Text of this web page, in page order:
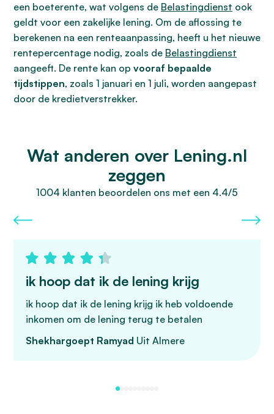
een boeterente, wat volgens de Belastingdienst ook
geldt voor een zakelijke lening. Om de aflossing te
berekenen na een renteaanpassing, heeft u het nieuwe
rentepercentage nodig, zoals de Belastingdienst
aangeeft. De rente kan op vooraf bepaalde
tijdstippen, zoals 1 januari en 1 juli, worden aangepast
door de kredietverstrekker.
Wat anderen over Lening.nl
zeggen
1004 klanten beoordelen ons met een 4.4/5
ik hoop dat ik de lening krijg
ik hoop dat ik de lening krijg ik heb voldoende
inkomen om de lening terug te betalen
Shekhargoept Ramyad Uit Almere